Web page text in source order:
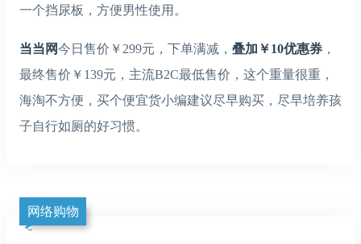
一个挡尿板，方便男性使用。
当当网今日售价￥299元，下单满减， 叠加￥10优惠券 ，
最终售价￥139元，主流B2C最低售价，这个重量很重，
海淘不方便，买个便宜货小编建议尽早购买，尽早培养孩
子自行如厕的好习惯。
网络购物